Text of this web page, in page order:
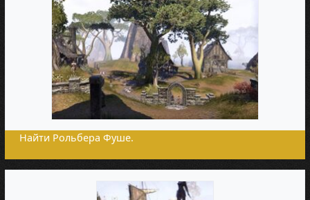
Найти Рольбера Фуше.